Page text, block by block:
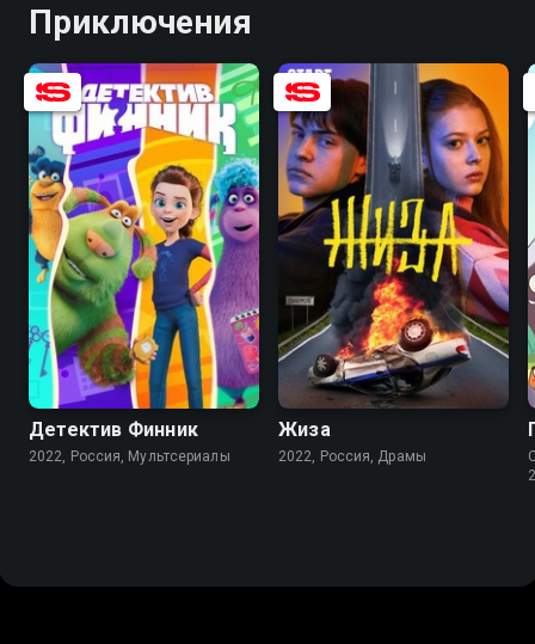
Приключения
8.9
Детектив Финник
2022, Россия, Мультсериалы
7.6 6.1
Жиза
2022, Россия, Драмы